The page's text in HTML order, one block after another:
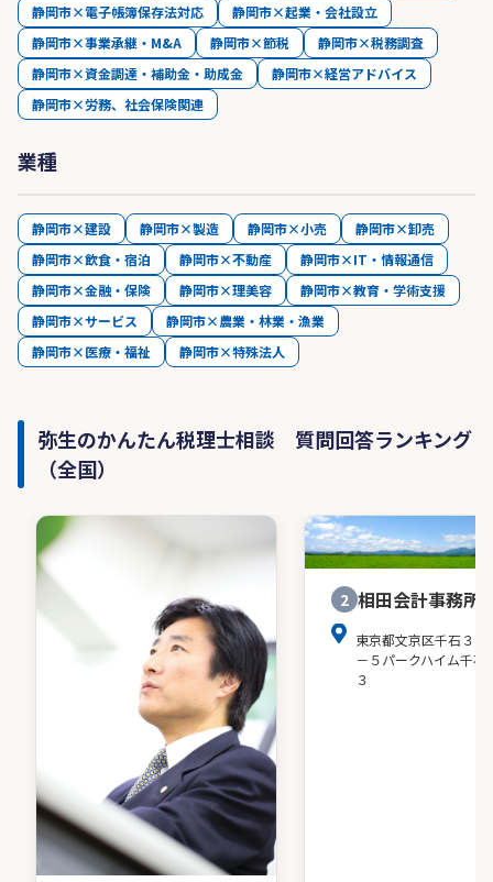
静岡市×電子帳簿保存法対応
静岡市×起業・会社設立
静岡市×事業承継・M&A
静岡市×節税
静岡市×税務調査
静岡市×資金調達・補助金・助成金
静岡市×経営アドバイス
静岡市×労務、社会保険関連
業種
静岡市×建設 静岡市×製造 静岡市×小売
静岡市×卸売
静岡市×飲食・宿泊
静岡市×不動産
静岡市×IT・情報通信
静岡市×金融・保険
静岡市×理美容
静岡市×教育・学術支援
静岡市×サービス
静岡市×農業・林業・漁業
静岡市×医療・福祉
静岡市×特殊法人
弥生のかんたん税理士相談 質問回答ランキング
（全国）
2 相田会計事務所
東京都文京区千石３－
－５パークハイム千石
３